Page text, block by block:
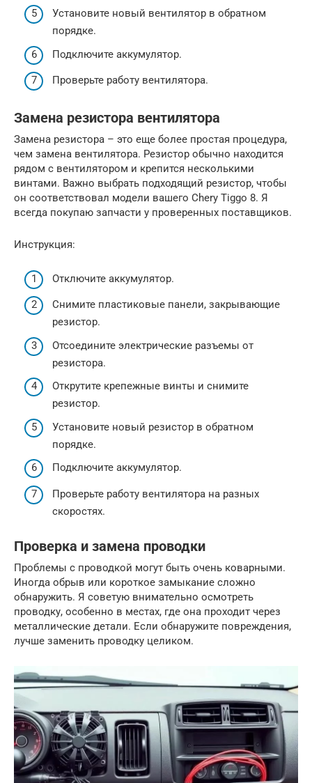
Установите новый вентилятор в обратном
порядке.
Подключите аккумулятор.
Проверьте работу вентилятора.
Замена резистора вентилятора
Замена резистора – это еще более простая процедура,
чем замена вентилятора. Резистор обычно находится
рядом с вентилятором и крепится несколькими
винтами. Важно выбрать подходящий резистор, чтобы
он соответствовал модели вашего Chery Tiggo 8. Я
всегда покупаю запчасти у проверенных поставщиков.
Инструкция:
Отключите аккумулятор.
Снимите пластиковые панели, закрывающие
резистор.
Отсоедините электрические разъемы от
резистора.
Открутите крепежные винты и снимите
резистор.
Установите новый резистор в обратном
порядке.
Подключите аккумулятор.
Проверьте работу вентилятора на разных
скоростях.
Проверка и замена проводки
Проблемы с проводкой могут быть очень коварными.
Иногда обрыв или короткое замыкание сложно
обнаружить. Я советую внимательно осмотреть
проводку, особенно в местах, где она проходит через
металлические детали. Если обнаружите повреждения,
лучше заменить проводку целиком.